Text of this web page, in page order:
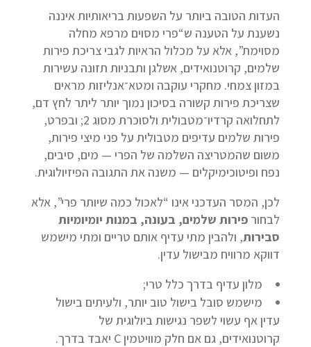
העדות הטובה ביותר על השפעות בריאותיות איננה
נשענת על הטענה ש“פרי מסוים מרפא מחלה
מסוימת”, אלא על מכלול הראיות לגבי צריכת פירות
שלמים, קרוטנואידים, אשלגן ותבניות תזונה עשירות
במזון צמחי. מחקרי עוקבה ומטא־אנליזות מראים
שצריכת פירות קשורה בסיכון נמוך יותר ליתר לחץ דם,
לתחלואה קרדיו־מטבולית ולסוכרת מסוג 2; ובפרט,
פירות שלמים עדיפים מטבולית על פני מיצי פירות,
משום שהמטריצה השלמה של הפרי — מים, סיבים,
נפח ופיטוכימיקלים — משנה את התגובה הפיזיולוגית.
לכן, המסר העדכני אינו “לאכול כמה שיותר פרי”, אלא
לבחור פירות שלמים, בעונה, במנות יומיומיות
סבירות, ולהבין מתי עדיף אותם טריים ומתי מישמש
דווקא מרוויח מבישול עדין.
מלון עדיף בדרך כלל טרי;
מישמש סובל בישול טוב יותר, ולעיתים בישול
עדין אף עשוי לשפר נגישות ביולוגית של
קרוטנואידים, גם אם חלק מוויטמין C יאבד בדרך.